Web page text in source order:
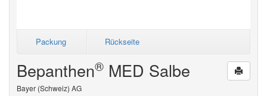
Packung Rückseite
Bepanthen® MED Salbe
Bayer (Schweiz) AG